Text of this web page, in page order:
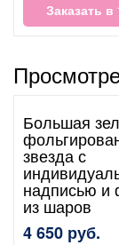
Заказать в
Большая
звезда с
надписью и
из шаров
4 650 руб.